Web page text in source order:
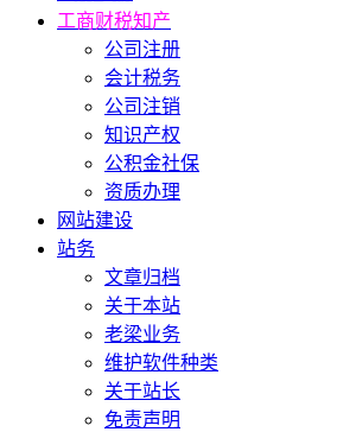
工商财税知产
公司注册
会计税务
公司注销
知识产权
公积金社保
资质办理
网站建设
站务
文章归档
关于本站
老梁业务
维护软件种类
关于站长
免责声明